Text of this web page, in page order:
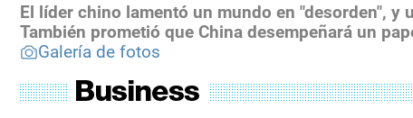
El líder chino lamentó un mundo en "desorden",
También prometió que China desempeñará un
Galería de fotos